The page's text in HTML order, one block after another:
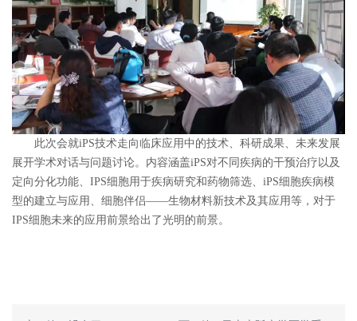
此次会就iPS技术走向临床应用中的技术、科研成果、未来发展
展开学术对话与问题讨论。内容涵盖iPS对不同疾病的干预治疗以及
定向分化功能、IPS细胞用于疾病研究和药物筛选、iPS细胞疾病模
型的建立与应用、细胞伴侣——生物材料新技术及其应用等，对于
IPS细胞未来的应用前景给出了光明的前景。